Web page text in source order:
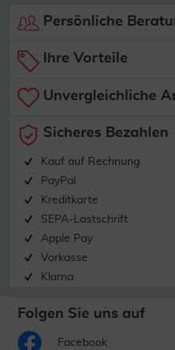
Persönliche
Ihre Vorteile
Unvergleichliche
Sicheres Bezahlen
Kauf auf Rechnung
PayPal
Kreditkarte
SEPA-Lastschrift
Apple Pay
Vorkasse
Klarna
Folgen Sie uns auf
Facebook